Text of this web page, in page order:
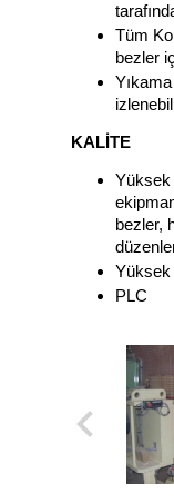
Tüm
bezler
KALİTE
Yüksek
bezler,
Yüksek
PLC